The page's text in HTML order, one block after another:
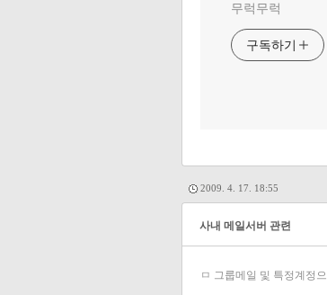
무럭무럭
구독하기
2009. 4. 17. 18:55
사내 메일서버 관련
ㅁ 그룹메일 및 특정계정